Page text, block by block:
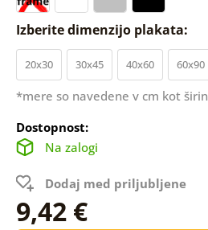
Izberite dimenzijo plakata:
20x30 30x45 40x60 60x90
*mere so navedene v cm kot
Dostopnost:
Na zalogi
Dodaj med priljubljene
9,42 €